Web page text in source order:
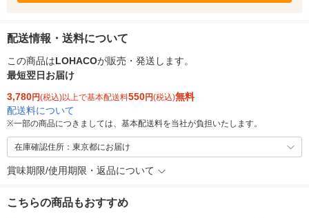
配送情報・送料について
この商品はLOHACOが販売・発送します。
最短翌日お届け
3,780円(税込)以上で基本配送料550円(税込)無料
配送料について
※一部の商品につきましては、基本配送料を当社が負担いたします。
在庫確認住所：東京都にお届け
賞味期限/使用期限・返品について
こちらの商品もおすすめ